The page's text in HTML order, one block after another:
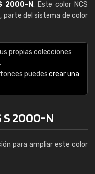
2000-N. Este color NCS
, parte del sistema de color
propias colecciones
puedes crear una
S 2000-N
para ampliar este color